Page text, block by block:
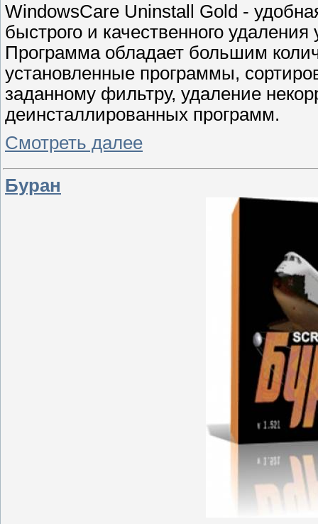
WindowsCare Uninstall Gold -
быстрого и качественного
Программа обладает большим
установленные программы,
заданному фильтру, удаление
деинсталлированных программ.
Смотреть далее
Буран